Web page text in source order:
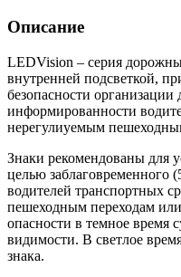
Описание
LEDVision – серия
внутренней подсветкой,
безопасности
информированности
нерегулиуемым
Знаки рекомендованы для
целью заблаговременного
водителей транспортных
пешеходным переходам
опасности в темное время
видимости. В светлое
знака.